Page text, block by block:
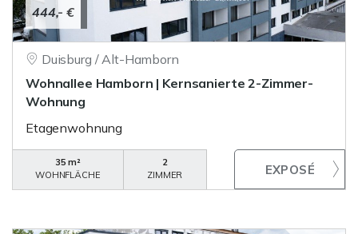
444,- €
Duisburg / Alt-Hamborn
Wohnallee Hamborn | Kernsanierte 2-Zimmer-
Wohnung
Etagenwohnung
35 m²
WOHNFLÄCHE
2
ZIMMER